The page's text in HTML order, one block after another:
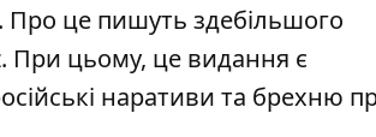
. Про це пишуть здебільшого
При цьому, це видання є
наративи та брехню